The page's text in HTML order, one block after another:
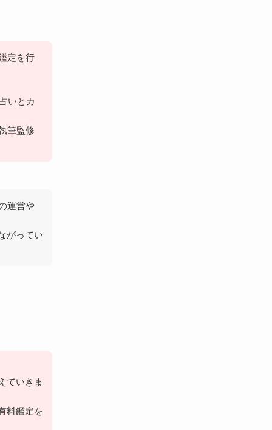
定を行
いとカ
筆監修
運営や
がってい
ていきま
料鑑定を